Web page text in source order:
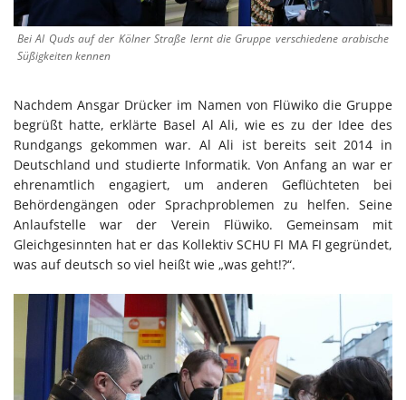
Bei Al Quds auf der Kölner Straße lernt die Gruppe verschiedene arabische
Süßigkeiten kennen
Nachdem Ansgar Drücker im Namen von Flüwiko die Gruppe
begrüßt hatte, erklärte Basel Al Ali, wie es zu der Idee des
Rundgangs gekommen war. Al Ali ist bereits seit 2014 in
Deutschland und studierte Informatik. Von Anfang an war er
ehrenamtlich engagiert, um anderen Geflüchteten bei
Behördengängen oder Sprachproblemen zu helfen. Seine
Anlaufstelle war der Verein Flüwiko. Gemeinsam mit
Gleichgesinnten hat er das Kollektiv SCHU FI MA FI gegründet,
was auf deutsch so viel heißt wie „was geht!?“.